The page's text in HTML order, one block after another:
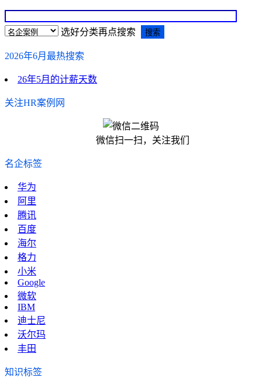
选好分类再点搜索
2026年6月最热搜索
26年5月的计薪天数
关注HR案例网
微信扫一扫，关注我们
名企标签
华为
阿里
腾讯
百度
海尔
格力
小米
Google
微软
IBM
迪士尼
沃尔玛
丰田
知识标签